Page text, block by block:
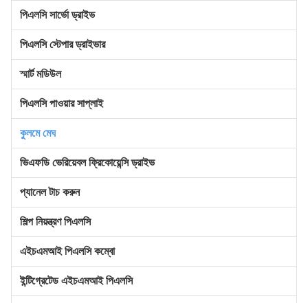
পিএলসি সার্ভো ড্রাইভ
পিএলসি স্টেপার ড্রাইভার
স্মার্ট মডিউল
পিএলসি পাওয়ার সাপ্লাই
কুলমে মেঘ
ভিএফডি ভেরিয়েবল ফ্রিকোয়েন্সি ড্রাইভ
প্যানেল টাচ করুন
শিল্প নিয়ন্ত্রণ পিএলসি
এইচএমআই পিএলসি কম্বো
ইন্টিগ্রেটেড এইচএমআই পিএলসি